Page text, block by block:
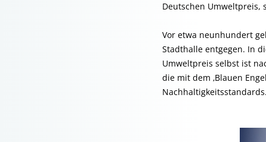
Deutschen Umweltpreis,
Vor etwa neunhundert
Stadthalle entgegen. In
Umweltpreis selbst ist
die mit dem ‚Blauen
Nachhaltigkeitsstandards.